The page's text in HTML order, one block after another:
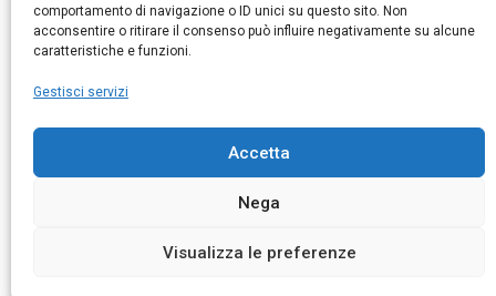
comportamento di navigazione o ID unici su questo sito. Non
acconsentire o ritirare il consenso può influire negativamente su alcune
caratteristiche e funzioni.
Gestisci servizi
Accetta
Nega
Visualizza le preferenze
@sneakersmag_it
© 2025 AMB ADVERTISING SRL. P.I. 07026790969